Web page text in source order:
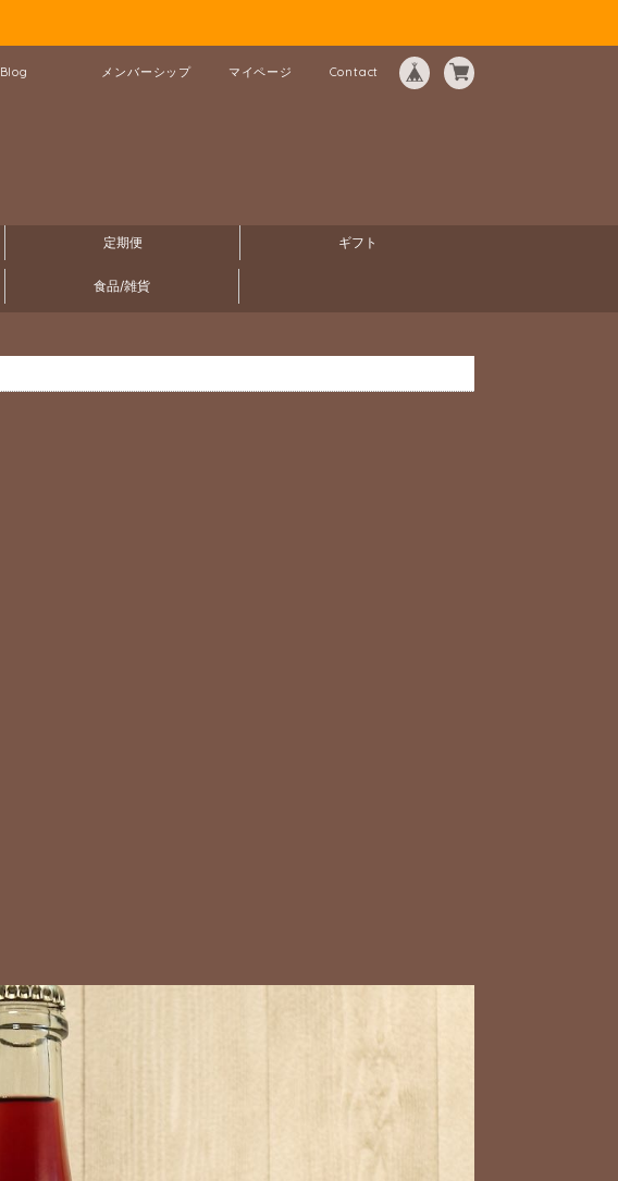
Blog メンバーシップ マイページ Contact
定期便 ギフト
食品/雑貨